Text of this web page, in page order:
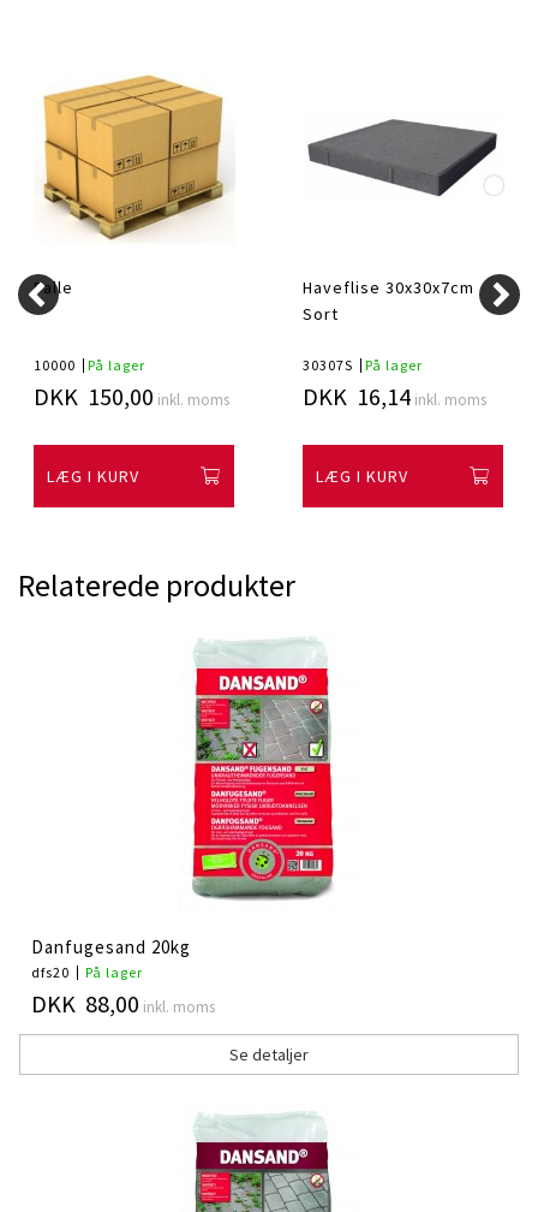
Palle
10000 På lager
DKK 150,00 inkl. moms
LÆG I KURV
Haveflise 30x30x7cm
Sort
30307S På lager
DKK 16,14 inkl. moms
LÆG I KURV
Relaterede produkter
Danfugesand 20kg
dfs20 På lager
DKK 88,00 inkl. moms
Se detaljer